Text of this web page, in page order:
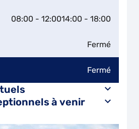
08:00 - 12:0014:00 - 18:00
Fermé
Fermé
à venir